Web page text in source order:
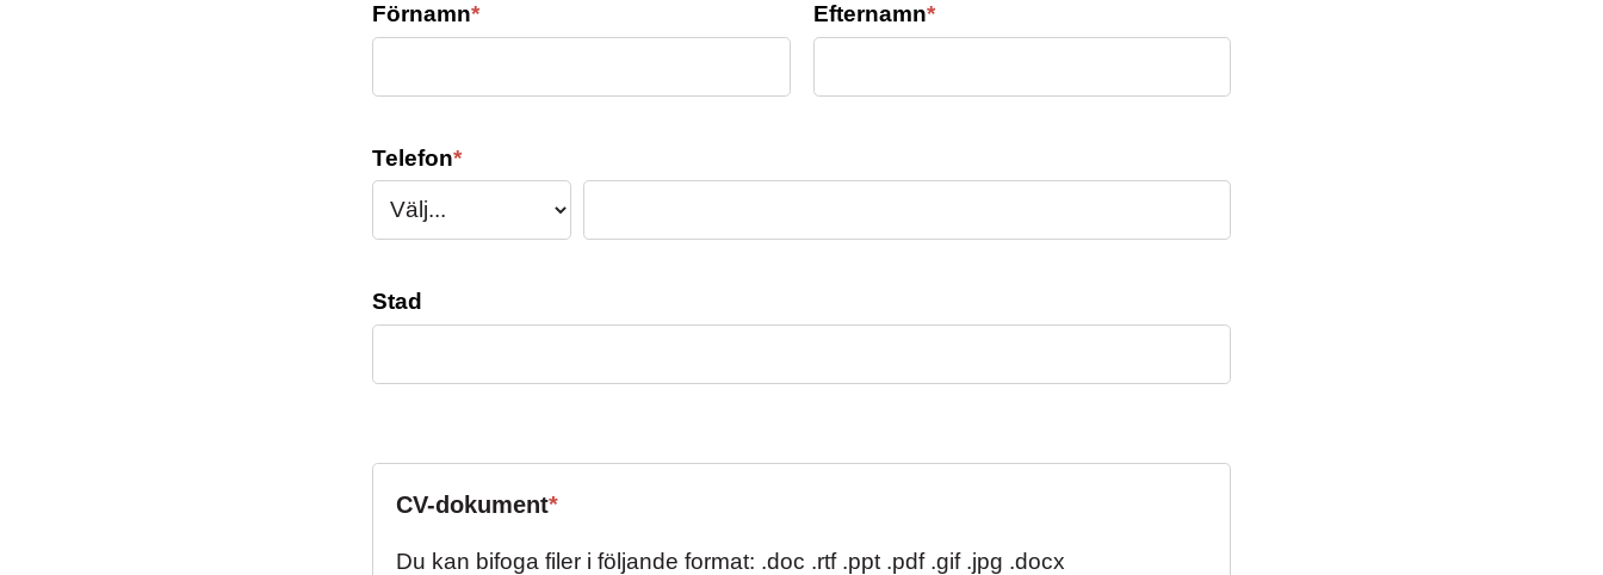
Förnamn* Efternamn*
Telefon*
Stad
CV-dokument*
Du kan bifoga filer i följande format: .doc .rtf .ppt .pdf .gif .jpg .docx